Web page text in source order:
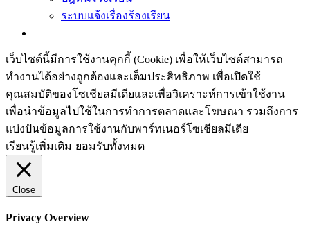
ระบบแจ้งเรื่องร้องเรียน
เว็บไซต์นี้มีการใช้งานคุกกี้ (Cookie) เพื่อให้เว็บไซต์สามารถ
ทำงานได้อย่างถูกต้องและเต็มประสิทธิภาพ​ เพื่อเปิดใช้
คุณสมบัติของโซเชียล​มีเดียและเพื่อวิเคราะห์การเข้าใช้งาน
เพื่อนำข้อมูลไปใช้ในการทำการตลาดและโฆษณา​ รวมถึงการ
แบ่งปันข้อมูลการใช้งานกับพาร์ทเนอร์​โซเชียล​มีเดีย
เรียนรู้เพิ่มเติม ยอมรับทั้งหมด
Close
Privacy Overview